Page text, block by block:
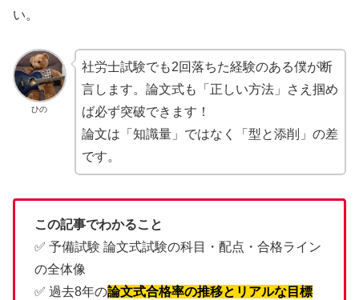
い。
ひの
社労士試験でも2回落ちた経験のある僕が断
言します。論文式も「正しい方法」さえ掴め
ば必ず突破できます！
論文は「知識量」ではなく「型と添削」の差
です。
この記事でわかること
✅ 予備試験 論文式試験の科目・配点・合格ライン
の全体像
✅ 過去8年の論文式合格率の推移とリアルな目標